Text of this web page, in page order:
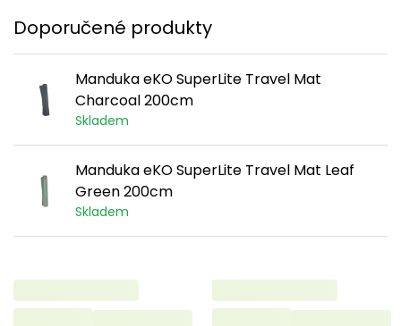
Doporučené produkty
Manduka eKO SuperLite Travel Mat
Charcoal 200cm
Skladem
Manduka eKO SuperLite Travel Mat Leaf
Green 200cm
Skladem